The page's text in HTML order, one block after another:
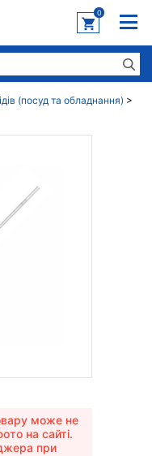
0
(посуд та обладнання) >
може не
на сайті.
при